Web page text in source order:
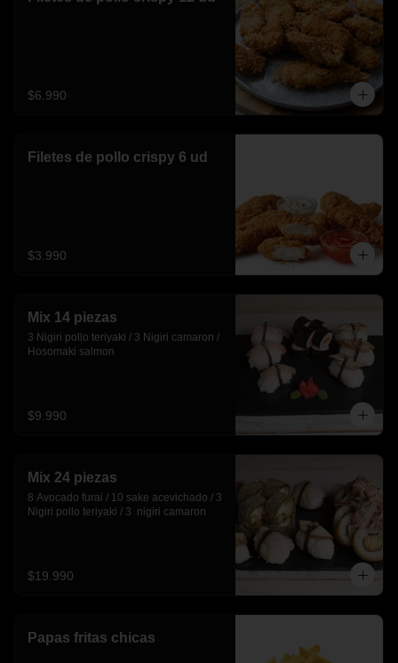
$6.990
Filetes de pollo crispy 6 ud
$3.990
Mix 14 piezas
3 Nigiri pollo teriyaki / 3 Nigiri camaron /
Hosomaki salmon
$9.990
Mix 24 piezas
8 Avocado furai / 10 sake acevichado / 3
Nigiri pollo teriyaki / 3  nigiri camaron
$19.990
Papas fritas chicas